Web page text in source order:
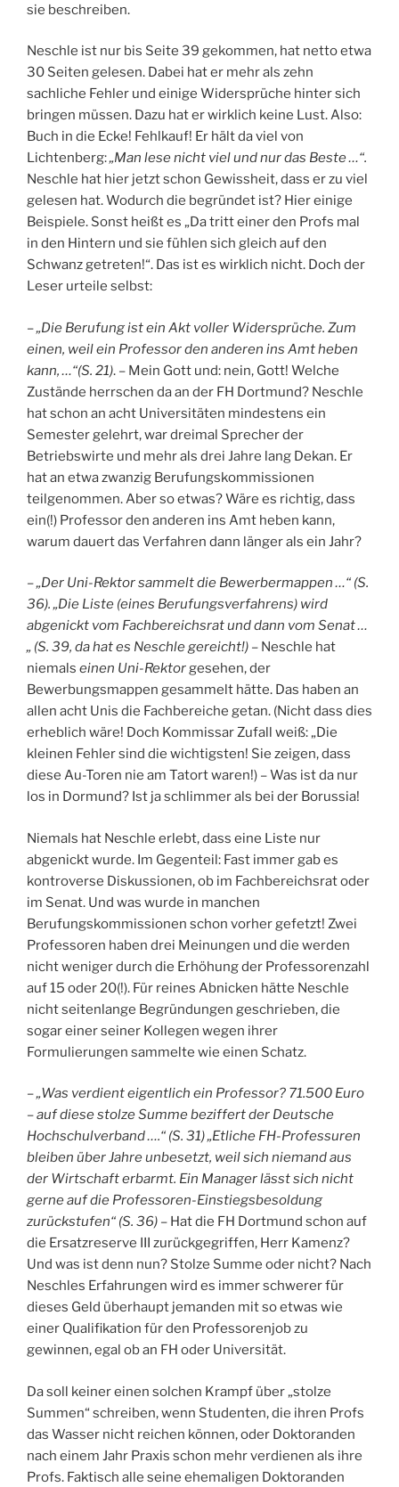
sie beschreiben.
Neschle ist nur bis Seite 39 gekommen, hat netto etwa
30 Seiten gelesen. Dabei hat er mehr als zehn
sachliche Fehler und einige Widersprüche hinter sich
bringen müssen. Dazu hat er wirklich keine Lust. Also:
Buch in die Ecke! Fehlkauf! Er hält da viel von
Lichtenberg:„Man lese nicht viel und nur das Beste …“.
Neschle hat hier jetzt schon Gewissheit, dass er zu viel
gelesen hat. Wodurch die begründet ist? Hier einige
Beispiele. Sonst heißt es „Da tritt einer den Profs mal
in den Hintern und sie fühlen sich gleich auf den
Schwanz getreten!“. Das ist es wirklich nicht. Doch der
Leser urteile selbst:
–„Die Berufung ist ein Akt voller Widersprüche. Zum
einen, weil ein Professor den anderen ins Amt heben
kann, …“(S. 21). – Mein Gott und: nein, Gott! Welche
Zustände herrschen da an der FH Dortmund? Neschle
hat schon an acht Universitäten mindestens ein
Semester gelehrt, war dreimal Sprecher der
Betriebswirte und mehr als drei Jahre lang Dekan. Er
hat an etwa zwanzig Berufungskommissionen
teilgenommen. Aber so etwas? Wäre es richtig, dass
ein(!) Professor den anderen ins Amt heben kann,
warum dauert das Verfahren dann länger als ein Jahr?
–„Der Uni-Rektor sammelt die Bewerbermappen …“ (S.
36). „Die Liste (eines Berufungsverfahrens) wird
abgenickt vom Fachbereichsrat und dann vom Senat …
„ (S. 39, da hat es Neschle gereicht!) – Neschle hat
niemals einen Uni-Rektorgesehen, der
Bewerbungsmappen gesammelt hätte. Das haben an
allen acht Unis die Fachbereiche getan. (Nicht dass dies
erheblich wäre! Doch Kommissar Zufall weiß: „Die
kleinen Fehler sind die wichtigsten! Sie zeigen, dass
diese Au-Toren nie am Tatort waren!) – Was ist da nur
los in Dormund? Ist ja schlimmer als bei der Borussia!
Niemals hat Neschle erlebt, dass eine Liste nur
abgenickt wurde. Im Gegenteil: Fast immer gab es
kontroverse Diskussionen, ob im Fachbereichsrat oder
im Senat. Und was wurde in manchen
Berufungskommissionen schon vorher gefetzt! Zwei
Professoren haben drei Meinungen und die werden
nicht weniger durch die Erhöhung der Professorenzahl
auf 15 oder 20(!). Für reines Abnicken hätte Neschle
nicht seitenlange Begründungen geschrieben, die
sogar einer seiner Kollegen wegen ihrer
Formulierungen sammelte wie einen Schatz.
–„Was verdient eigentlich ein Professor? 71.500 Euro
– auf diese stolze Summe beziffert der Deutsche
Hochschulverband ….“ (S. 31) „Etliche FH-Professuren
bleiben über Jahre unbesetzt, weil sich niemand aus
der Wirtschaft erbarmt. Ein Manager lässt sich nicht
gerne auf die Professoren-Einstiegsbesoldung
zurückstufen“ (S. 36) – Hat die FH Dortmund schon auf
die Ersatzreserve III zurückgegriffen, Herr Kamenz?
Und was ist denn nun? Stolze Summe oder nicht? Nach
Neschles Erfahrungen wird es immer schwerer für
dieses Geld überhaupt jemanden mit so etwas wie
einer Qualifikation für den Professorenjob zu
gewinnen, egal ob an FH oder Universität.
Da soll keiner einen solchen Krampf über „stolze
Summen“ schreiben, wenn Studenten, die ihren Profs
das Wasser nicht reichen können, oder Doktoranden
nach einem Jahr Praxis schon mehr verdienen als ihre
Profs. Faktisch alle seine ehemaligen Doktoranden